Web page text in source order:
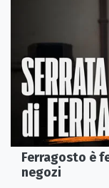
Ferragosto è
negozi